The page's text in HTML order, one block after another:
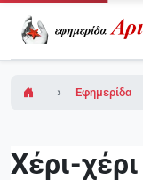
Εφημερίδα
Χέρι-χέρι